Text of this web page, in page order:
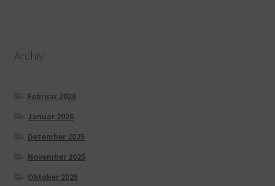
Archiv
Februar 2026
Januar 2026
Dezember 2025
November 2025
Oktober 2025